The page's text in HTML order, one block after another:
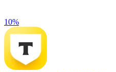
10%